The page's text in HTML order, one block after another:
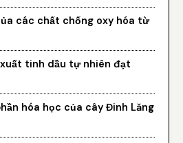
các chất chống oxy hóa từ
tinh dầu tự nhiên đạt
hóa học của cây Đinh Lăng